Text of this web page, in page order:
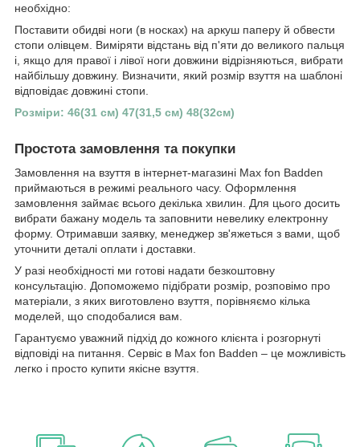
необхідно:
Поставити обидві ноги (в носках) на аркуш паперу й обвести
стопи олівцем. Виміряти відстань від п'яти до великого пальця
і, якщо для правої і лівої ноги довжини відрізняються, вибрати
найбільшу довжину. Визначити, який розмір взуття на шаблоні
відповідає довжині стопи.
Розміри: 46(31 см) 47(31,5 см) 48(32см)
Простота замовлення та покупки
Замовлення на взуття в інтернет-магазині Max fon Badden
приймаються в режимі реального часу. Оформлення
замовлення займає всього декілька хвилин. Для цього досить
вибрати бажану модель та заповнити невелику електронну
форму. Отримавши заявку, менеджер зв'яжеться з вами, щоб
уточнити деталі оплати і доставки.
У разі необхідності ми готові надати безкоштовну
консультацію. Допоможемо підібрати розмір, розповімо про
матеріали, з яких виготовлено взуття, порівняємо кілька
моделей, що сподобалися вам.
Гарантуємо уважний підхід до кожного клієнта і розгорнуті
відповіді на питання. Сервіс в Max fon Badden – це можливість
легко і просто купити якісне взуття.